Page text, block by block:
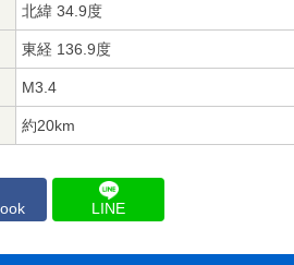
北緯 34.9度
東経 136.9度
M3.4
約20km
LINE